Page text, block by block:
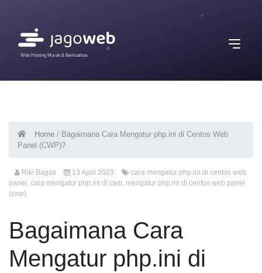
Web Hosting Murah & Berkualitas
Home / Bagaimana Cara Mengatur php.ini di Centos Web
Panel (CWP)?
Riki Bagas 13 April 2023
cara mengatur php.ini di centos web
panel , cara mengatur php.ini di cwp, mengatur php.ini di centos web panel
(cwp)
Bagaimana Cara
Mengatur php.ini di